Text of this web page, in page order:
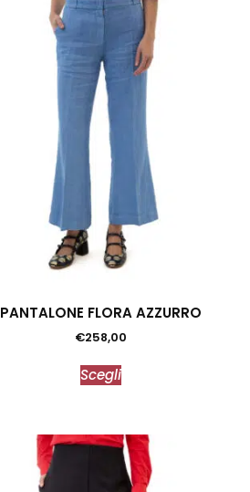
PANTALONE FLORA AZZURRO
€258,00
Scegli